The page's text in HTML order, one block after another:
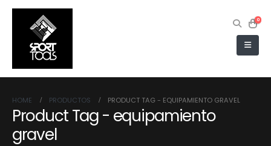
0
HOME PRODUCTOS PRODUCT TAG - EQUIPAMIENTO GRAVEL
Product Tag - equipamiento
gravel